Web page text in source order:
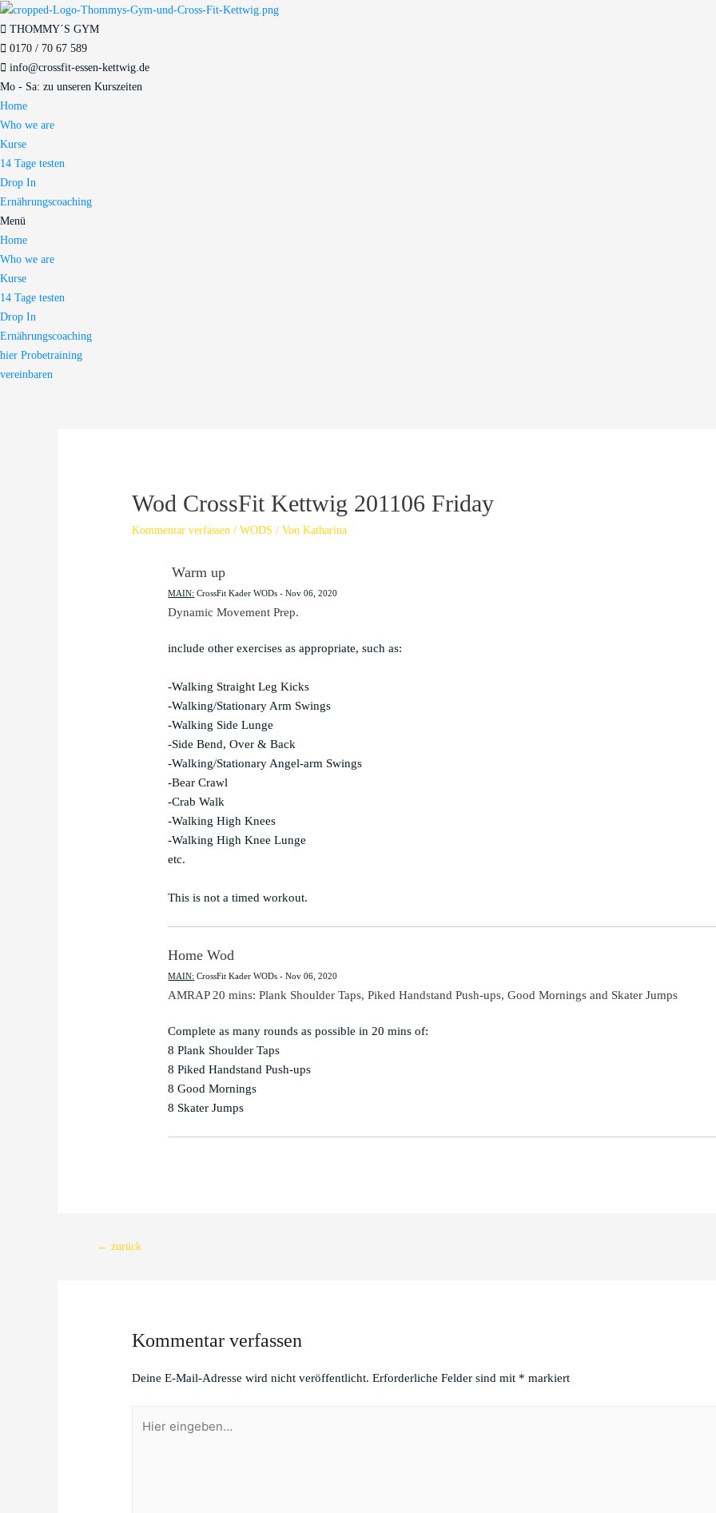
THOMMY´S GYM
0170 / 70 67 589​
info@crossfit-essen-kettwig.de
Mo - Sa: zu unseren Kurszeiten
Home
Who we are
Kurse
14 Tage testen
Drop In
Ernährungscoaching
Menü
Home
Who we are
Kurse
14 Tage testen
Drop In
Ernährungscoaching
hier Probetraining
vereinbaren
Wod CrossFit Kettwig 201106 Friday
Kommentar verfassen /WODS / VonKatharina
Warm up
MAIN: CrossFit Kader WODs - Nov 06, 2020
Dynamic Movement Prep.
include other exercises as appropriate, such as:
-Walking Straight Leg Kicks
-Walking/Stationary Arm Swings
-Walking Side Lunge
-Side Bend, Over & Back
-Walking/Stationary Angel-arm Swings
-Bear Crawl
-Crab Walk
-Walking High Knees
-Walking High Knee Lunge
etc.
This is not a timed workout.
Home Wod
MAIN: CrossFit Kader WODs - Nov 06, 2020
AMRAP 20 mins: Plank Shoulder Taps, Piked Handstand Push-ups, Good Mornings and Skater Jumps
Complete as many rounds as possible in 20 mins of:
8 Plank Shoulder Taps
8 Piked Handstand Push-ups
8 Good Mornings
8 Skater Jumps
Beitragsnavigation
← zurück
Kommentar verfassen
Deine E-Mail-Adresse wird nicht veröffentlicht. Erforderliche Felder sind mit * markiert
eingeben…